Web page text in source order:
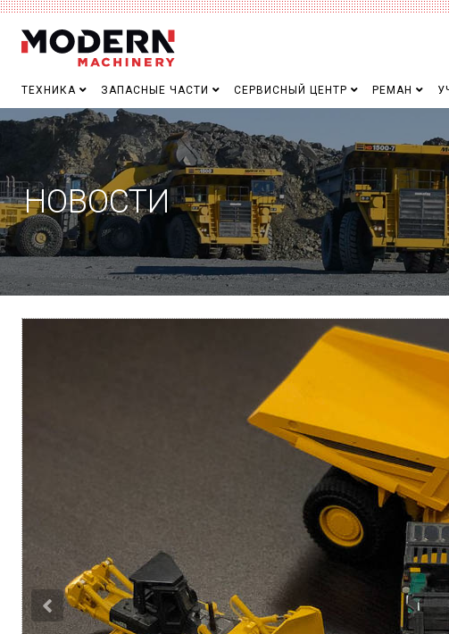
ТЕХНИКА ЗАПАСНЫЕ ЧАСТИ СЕРВИСНЫЙ ЦЕНТР РЕМАН
НОВОСТИ
Previous